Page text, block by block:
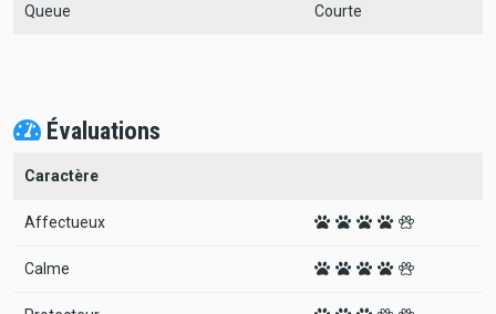
Queue Courte
Évaluations
Caractère
Affectueux
Calme